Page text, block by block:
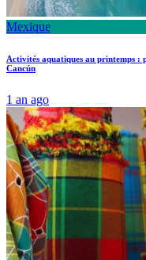
Mexique
Activités aquatiques au printemps :
Cancún
1 an ago